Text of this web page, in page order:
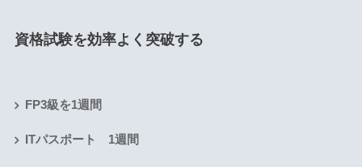
資格試験を効率よく突破する
FP3級を1週間
ITパスポート 1週間